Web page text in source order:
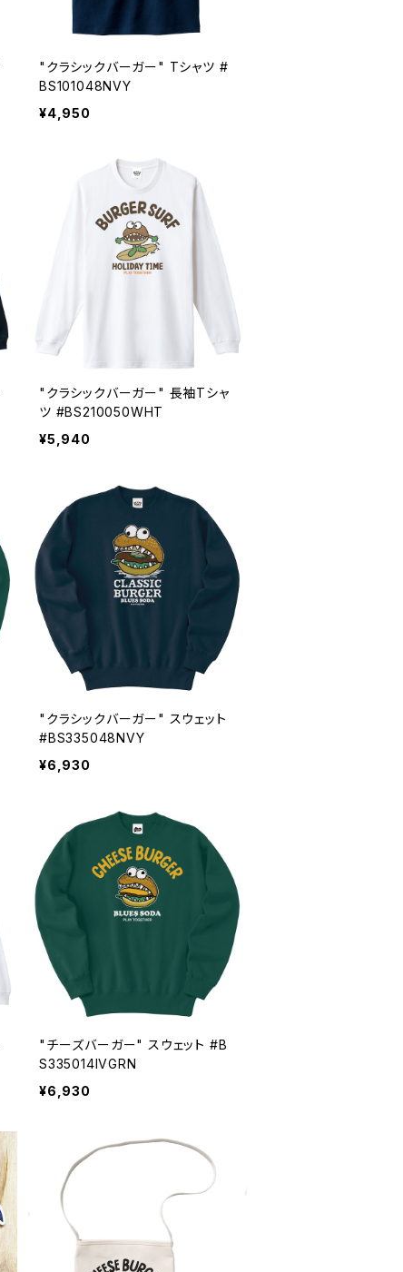
"クラシックバーガー" Tシャツ #
BS101048NVY
¥4,950
"クラシックバーガー" 長袖Tシャ
ツ #BS210050WHT
¥5,940
"クラシックバーガー" スウェット
#BS335048NVY
¥6,930
"チーズバーガー" スウェット #B
S335014IVGRN
¥6,930